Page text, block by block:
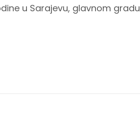
u Sarajevu, glavnom gradu